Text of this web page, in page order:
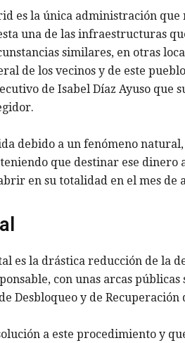
es la única administración
una de las infraestructuras
similares, en otras
de los vecinos y de este
de Isabel Díaz Ayuso que
debido a un fenómeno
que destinar ese
en su totalidad en el mes de
es la drástica reducción de la
con unas arcas públicas
Desbloqueo y de Recuperación
a este procedimiento y